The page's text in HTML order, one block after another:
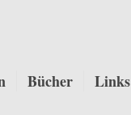
Bücher Links